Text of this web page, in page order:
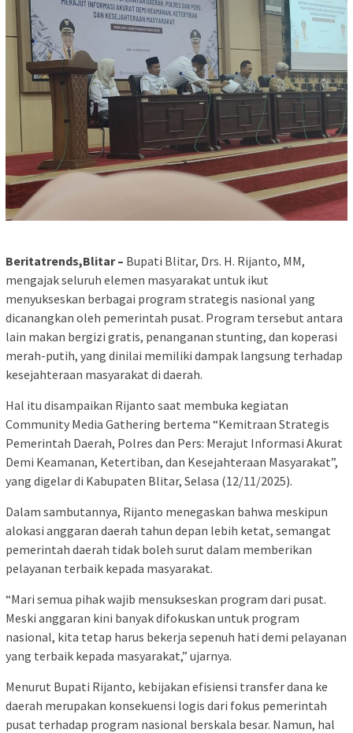
Beritatrends,Blitar – Bupati Blitar, Drs. H. Rijanto, MM,
mengajak seluruh elemen masyarakat untuk ikut
menyukseskan berbagai program strategis nasional yang
dicanangkan oleh pemerintah pusat. Program tersebut antara
lain makan bergizi gratis, penanganan stunting, dan koperasi
merah-putih, yang dinilai memiliki dampak langsung terhadap
kesejahteraan masyarakat di daerah.
Hal itu disampaikan Rijanto saat membuka kegiatan
Community Media Gathering bertema “Kemitraan Strategis
Pemerintah Daerah, Polres dan Pers: Merajut Informasi Akurat
Demi Keamanan, Ketertiban, dan Kesejahteraan Masyarakat”,
yang digelar di Kabupaten Blitar, Selasa (12/11/2025).
Dalam sambutannya, Rijanto menegaskan bahwa meskipun
alokasi anggaran daerah tahun depan lebih ketat, semangat
pemerintah daerah tidak boleh surut dalam memberikan
pelayanan terbaik kepada masyarakat.
“Mari semua pihak wajib mensukseskan program dari pusat.
Meski anggaran kini banyak difokuskan untuk program
nasional, kita tetap harus bekerja sepenuh hati demi pelayanan
yang terbaik kepada masyarakat,” ujarnya.
Menurut Bupati Rijanto, kebijakan efisiensi transfer dana ke
daerah merupakan konsekuensi logis dari fokus pemerintah
pusat terhadap program nasional berskala besar. Namun, hal